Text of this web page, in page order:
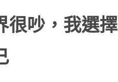
很吵，我選